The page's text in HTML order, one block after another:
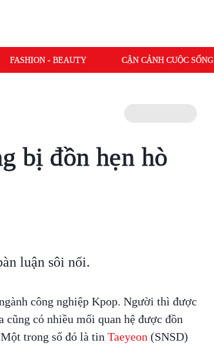
FASHION - BEAUTY CẬN CẢNH CUỘC SỐNG
bị đồn hẹn hò
luận sôi nổi.
công nghiệp Kpop. Người thì được
có nhiều mối quan hệ được đồn
trong số đó là tin Taeyeon (SNSD)